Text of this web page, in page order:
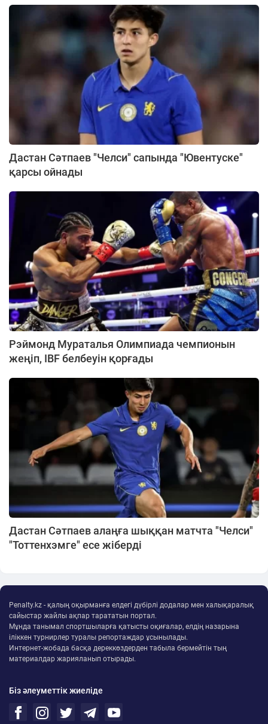
Дастан Сәтпаев "Челси" сапында "Ювентуске"
қарсы ойнады
Рэймонд Мураталья Олимпиада чемпионын
жеңіп, IBF белбеуін қорғады
Дастан Сәтпаев алаңға шыққан матчта "Челси"
"Тоттенхэмге" есе жіберді
Penalty.kz - қалың оқырманға елдегі дүбірлі додалар мен халықаралық
сайыстар жайлы ақпар тарататын портал.
Мұнда танымал спортшыларға қатысты оқиғалар, елдің назарына
іліккен турнирлер туралы репортаждар ұсынылады.
Интернет-жобада басқа дереккөздерден табыла бермейтін тың
материалдар жарияланып отырады.
Біз әлеуметтік жиеліде